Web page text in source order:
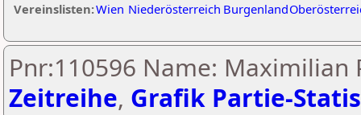
Vereinslisten:Wien Niederösterreich Burgenland
Pnr:110596 Name: Maximilian
Zeitreihe, Grafik Partie-